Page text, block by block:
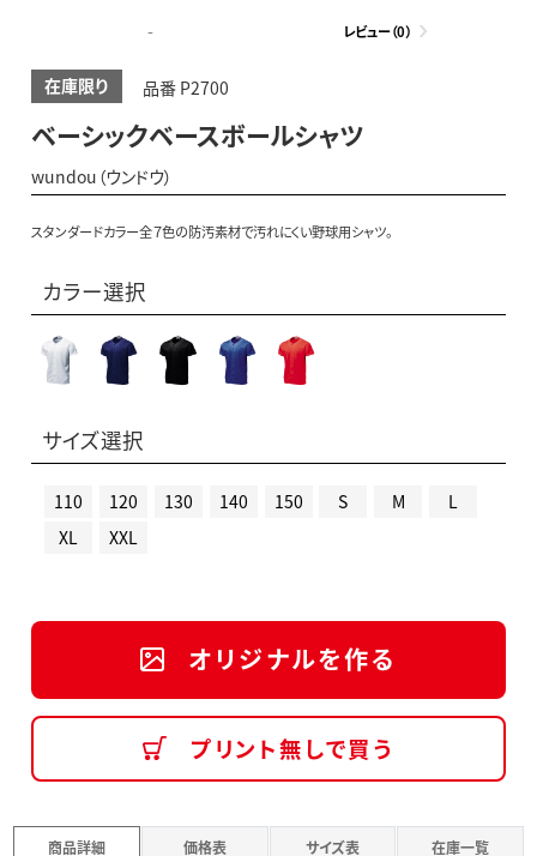
- レビュー（0）
在庫限り 品番 P2700
ベーシックベースボールシャツ
wundou（ウンドウ）
スタンダードカラー全７色の防汚素材で汚れにくい野球用シャツ。
カラー選択
サイズ選択
110 120 130 140 150 S M
L
XL
XXL
オリジナルを作る
プリント無しで買う
商品詳細 価格表 サイズ表 在庫一覧